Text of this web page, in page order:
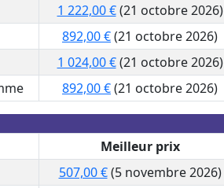
1 222,00 €(21 octobre 2026)
892,00 €(21 octobre 2026)
1 024,00 €(21 octobre 2026)
892,00 €(21 octobre 2026)
Meilleur prix
507,00 €(5 novembre 2026)